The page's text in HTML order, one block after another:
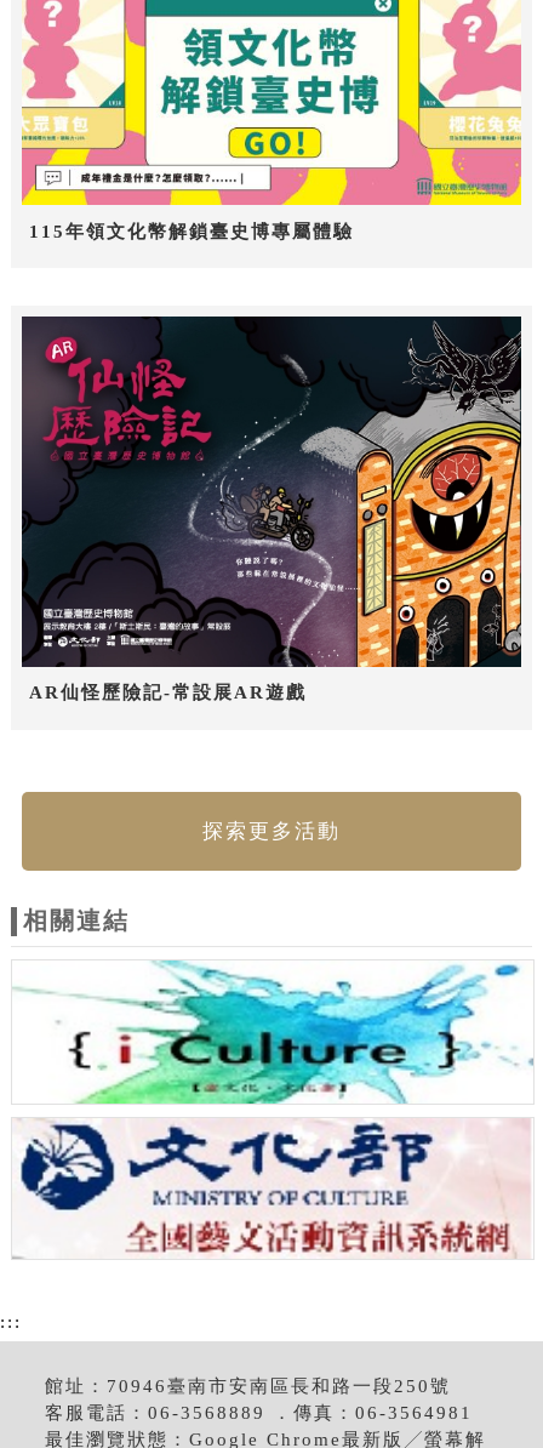
115年領文化幣解鎖臺史博專屬體驗
AR仙怪歷險記-常設展AR遊戲
探索更多活動
相關連結
:::
館址：70946臺南市安南區長和路一段250號
客服電話：06-3568889 ．傳真：06-3564981
最佳瀏覽狀態：Google Chrome最新版╱螢幕解